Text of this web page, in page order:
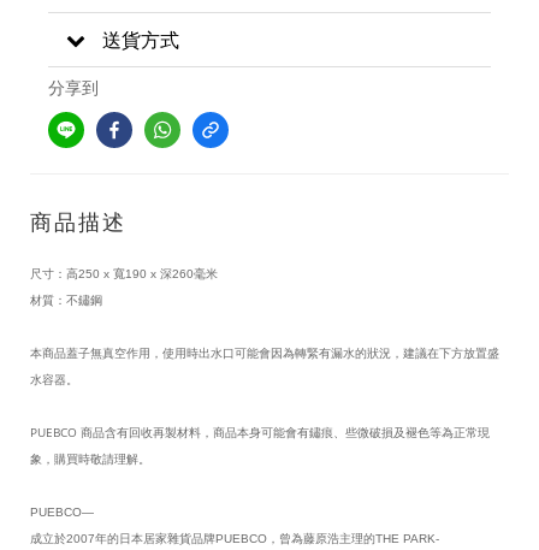
送貨方式
分享到
商品描述
尺寸：高250 x 寬190 x 深260毫米
材質：不鏽鋼
本商品蓋子無真空作用，使用時出水口可能會因為轉緊有漏水的狀況， 建議在下方放置盛
水容器。
PUEBCO 商品含有回收再製材料，商品本身可能會有鏽痕、些微破損及褪色等為正常現
象，購買時敬請理解。
PUEBCO—
成立於2007年的日本居家雜貨品牌PUEBCO，曾為藤原浩主理的THE PARK-